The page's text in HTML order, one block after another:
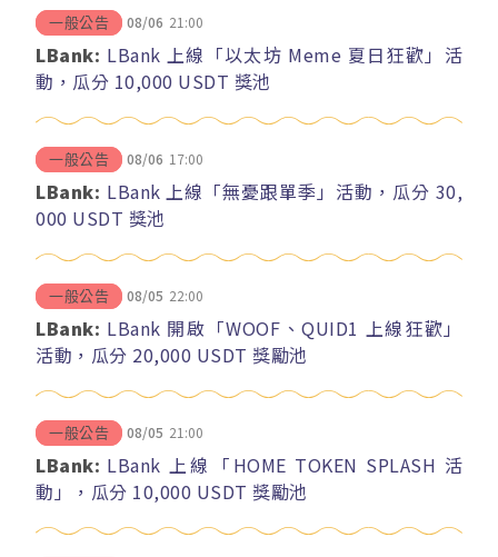
一般公告 08/06 21:00
LBank: LBank 上線「以太坊 Meme 夏日狂歡」活
動，瓜分 10,000 USDT 獎池
一般公告 08/06 17:00
LBank: LBank 上線「無憂跟單季」活動，瓜分 30,
000 USDT 獎池
一般公告 08/05 22:00
LBank: LBank 開啟「WOOF、QUID1 上線狂歡」
活動，瓜分 20,000 USDT 獎勵池
一般公告 08/05 21:00
LBank: LBank 上線「HOME TOKEN SPLASH 活
動」，瓜分 10,000 USDT 獎勵池